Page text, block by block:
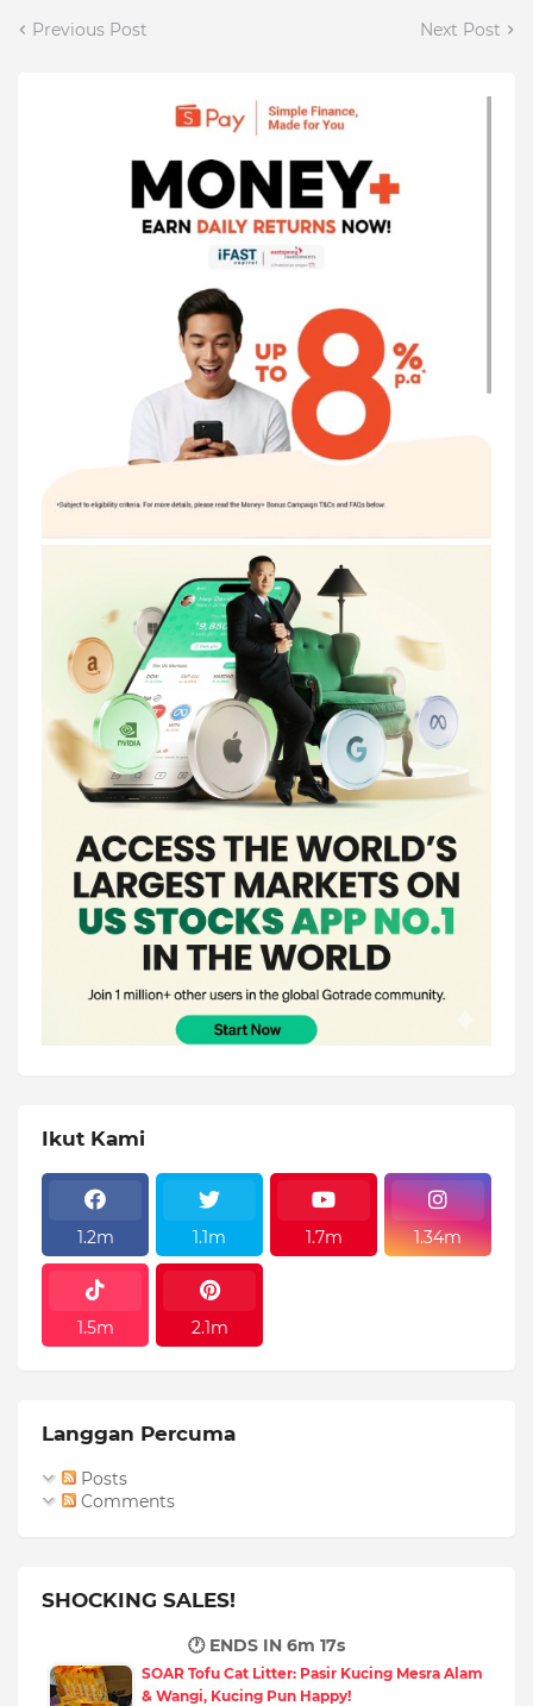
Previous Post Next Post
Ikut Kami
1.2m 1.1m 1.7m 1.34m
1.5m 2.1m
Langgan Percuma
Posts
Comments
SHOCKING SALES!
🕐 ENDS IN 6m 16s
SOAR Tofu Cat Litter: Pasir Kucing Mesra Alam
& Wangi, Kucing Pun Happy!